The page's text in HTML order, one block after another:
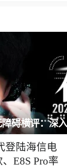
登陆海信电
E8S Pro率